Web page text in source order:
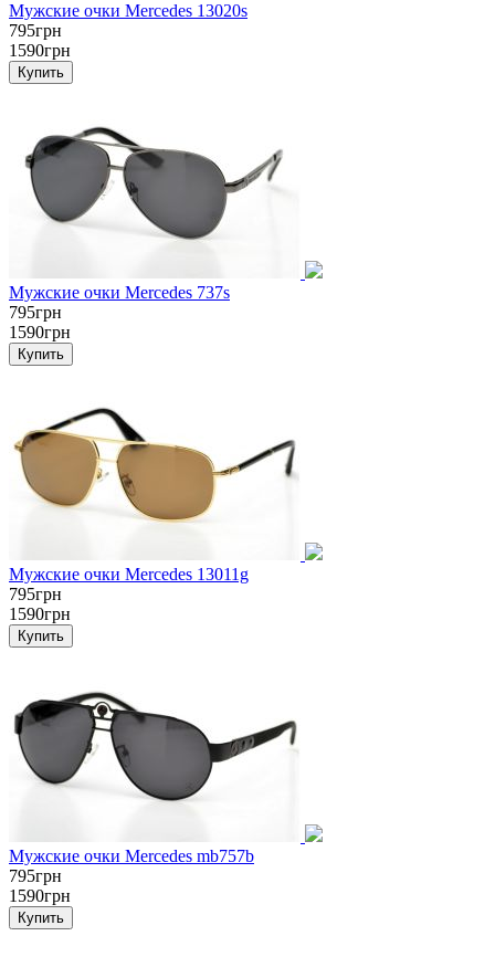
Мужские очки Mercedes 13020s
795грн
1590грн
Мужские очки Mercedes 737s
795грн
1590грн
Мужские очки Mercedes 13011g
795грн
1590грн
Мужские очки Mercedes mb757b
795грн
1590грн